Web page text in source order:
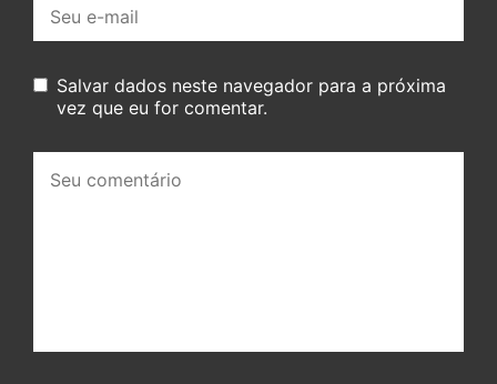
mail:
Salvar dados neste navegador para a próxima
vez que eu for comentar.
comentário: